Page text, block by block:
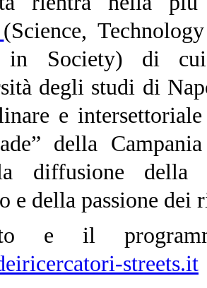
(Science,
in Society) di
degli studi di
e
della
diffusione della
e della passione dei
e il
streets.it